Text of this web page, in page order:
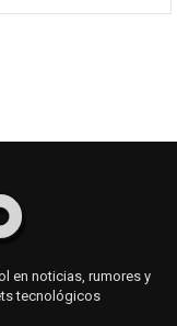
en noticias, rumores y
tecnológicos